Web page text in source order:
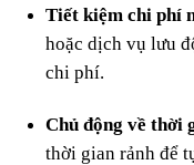
Tiết kiệm chi phí
hoặc dịch vụ lưu
chi phí.
Chủ động về thời
thời gian rảnh để